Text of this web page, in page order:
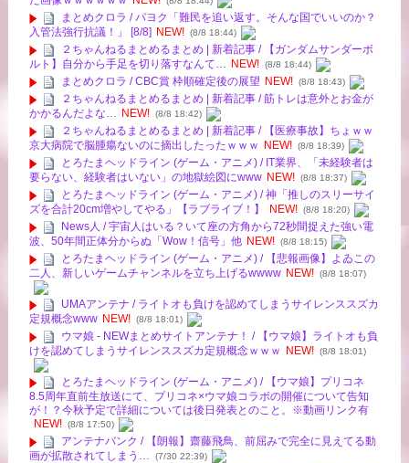
まとめクロラ / パヨク「難民を追い返す。そんな国でいいのか？
入管法強行抗議！」 [8/8] NEW! (8/8 18:44)
２ちゃんねるまとめるまとめ | 新着記事 / 【ガンダムサンダーボ
ルト】自分から手足を切り落すなんて… NEW! (8/8 18:44)
まとめクロラ / CBC賞 枠順確定後の展望 NEW! (8/8 18:43)
２ちゃんねるまとめるまとめ | 新着記事 / 筋トレは意外とお金が
かかるんだよな… NEW! (8/8 18:42)
２ちゃんねるまとめるまとめ | 新着記事 / 【医療事故】ちょｗｗ
京大病院で脳腫瘍ないのに摘出したったｗｗｗ NEW! (8/8 18:39)
とろたまヘッドライン (ゲーム・アニメ) / IT業界、「未経験者は
要らない、経験者はいない」の地獄絵図にwww NEW! (8/8 18:37)
とろたまヘッドライン (ゲーム・アニメ) / 神「推しのスリーサイ
ズを合計20cm増やしてやる」【ラブライブ！】
NEW! (8/8 18:20)
News人 / 宇宙人はいる？いて座の方角から72秒間捉えた強い電
波、50年間正体分からぬ「Wow！信号」他 NEW! (8/8 18:15)
とろたまヘッドライン (ゲーム・アニメ) / 【悲報画像】よゐこの
二人、新しいゲームチャンネルを立ち上げるwwww NEW! (8/8 18:07)
UMAアンテナ / ライトオも負けを認めてしまうサイレンススズカ
定規概念www NEW! (8/8 18:01)
ウマ娘 - NEWまとめサイトアンテナ！ / 【ウマ娘】ライトオも負
けを認めてしまうサイレンススズカ定規概念ｗｗｗ NEW! (8/8 18:01)
とろたまヘッドライン (ゲーム・アニメ) / 【ウマ娘】プリコネ
8.5周年直前生放送にて、プリコネ×ウマ娘コラボの開催について告知
が！？今秋予定で詳細については後日発表とのこと。※動画リンク有
NEW! (8/8 17:50)
アンテナバンク / 【朗報】齋藤飛鳥、前屈みで完全に見えてる動
画が拡散されてしまう…
(7/30 22:39)